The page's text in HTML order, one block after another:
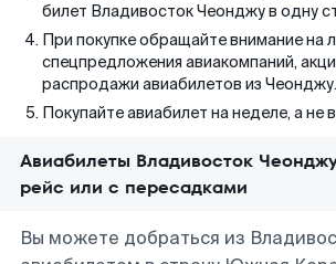
билет Владивосток Чеонджу в одну
При покупке обращайте внимание на
спецпредложения авиакомпаний,
распродажи авиабилетов из Чеонджу.
Покупайте авиабилет на неделе, а не
Авиабилеты Владивосток
рейс или с пересадками
Вы можете добраться из